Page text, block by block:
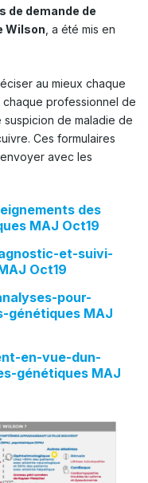
de demande de
Wilson , a été mis en
au mieux chaque
chaque professionnel de
suspicion de maladie de
Ces formulaires
avec les
des
MAJ Oct19
et-suivi-
Oct19
pour-
génétiques MAJ
en-vue-dun-
génétiques MAJ